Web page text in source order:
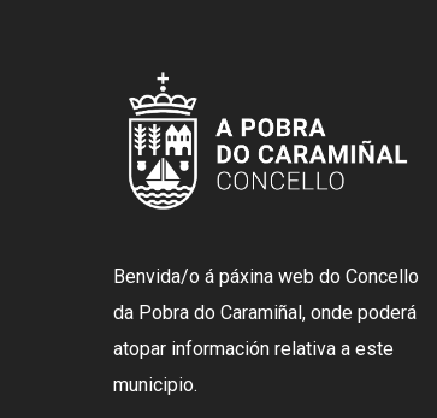
Benvida/o á páxina web do Concello
da Pobra do Caramiñal, onde poderá
atopar información relativa a este
municipio.